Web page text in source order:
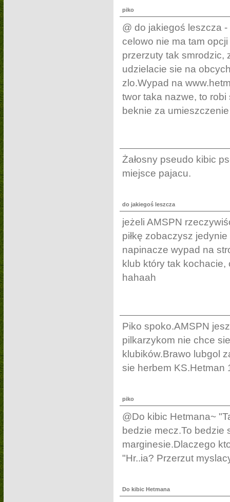
piko
@ do jakiegoś leszcza
celowo nie ma tam
przerzuty tak smrodzic,
udzielacie sie na
zlo.Wypad na
twor taka nazwe, to
beknie za
Żałosny pseudo kibic
miejsce pajacu.
do jakiegoś leszcza
jeżeli AMSPN
piłkę zobaczysz
napinacze wypad na
klub który tak
hahaah
Piko spoko.AMSPN
pilkarzykom nie chce
klubików.Brawo lubgol
sie herbem KS.Hetman
piko
@Do kibic Hetmana~
bedzie mecz.To bedzie
marginesie.Dlaczego
"Hr..ia? Przerzut
Do kibic Hetmana